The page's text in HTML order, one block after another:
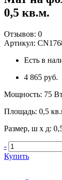
0,5 кв.м.
Отзывов: 0
Артикул:
Есть в
4 865 руб.
Мощность: 75
Площадь: 0,5
Размер, ш х д:
-
Купить